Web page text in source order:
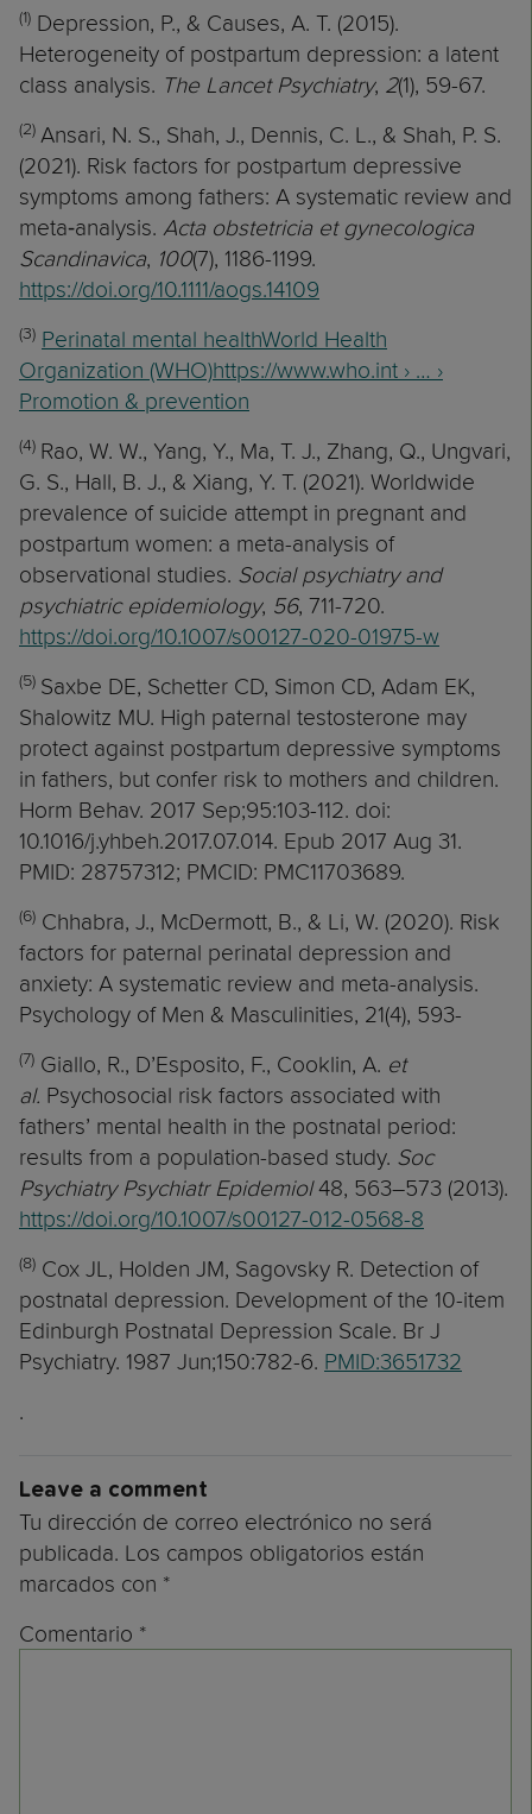
(1) Depression, P., & Causes, A. T. (2015).
Heterogeneity of postpartum depression: a latent
class analysis. The Lancet Psychiatry, 2(1), 59-67.
(2) Ansari, N. S., Shah, J., Dennis, C. L., & Shah, P. S.
(2021). Risk factors for postpartum depressive
symptoms among fathers: A systematic review and
meta‐analysis. Acta obstetricia et gynecologica
Scandinavica, 100(7), 1186-1199.
https://doi.org/10.1111/aogs.14109
(3) Perinatal mental healthWorld Health
Organization (WHO)https://www.who.int › … ›
Promotion & prevention
(4) Rao, W. W., Yang, Y., Ma, T. J., Zhang, Q., Ungvari,
G. S., Hall, B. J., & Xiang, Y. T. (2021). Worldwide
prevalence of suicide attempt in pregnant and
postpartum women: a meta-analysis of
observational studies. Social psychiatry and
psychiatric epidemiology, 56, 711-720.
https://doi.org/10.1007/s00127-020-01975-w
(5) Saxbe DE, Schetter CD, Simon CD, Adam EK,
Shalowitz MU. High paternal testosterone may
protect against postpartum depressive symptoms
in fathers, but confer risk to mothers and children.
Horm Behav. 2017 Sep;95:103-112. doi:
10.1016/j.yhbeh.2017.07.014. Epub 2017 Aug 31.
PMID: 28757312; PMCID: PMC11703689.
(6) Chhabra, J., McDermott, B., & Li, W. (2020). Risk
factors for paternal perinatal depression and
anxiety: A systematic review and meta-analysis.
Psychology of Men & Masculinities, 21(4), 593-
(7) Giallo, R., D’Esposito, F., Cooklin, A. et
al. Psychosocial risk factors associated with
fathers’ mental health in the postnatal period:
results from a population-based study. Soc
Psychiatry Psychiatr Epidemiol48, 563–573 (2013).
https://doi.org/10.1007/s00127-012-0568-8
(8) Cox JL, Holden JM, Sagovsky R. Detection of
postnatal depression. Development of the 10-item
Edinburgh Postnatal Depression Scale. Br J
Psychiatry. 1987 Jun;150:782-6. PMID:3651732
.
Leave a comment
Tu dirección de correo electrónico no será
publicada. Los campos obligatorios están
marcados con *
Comentario *